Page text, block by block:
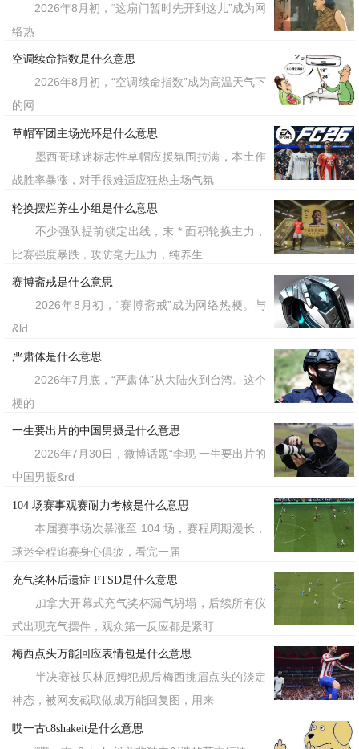
2026年8月初，“这扇门暂时先开到这儿”成为网
络热
空调续命指数是什么意思
2026年8月初，“空调续命指数”成为高温天气下
的网
草帽军团主场光环是什么意思
墨西哥球迷标志性草帽应援氛围拉满，本土作
战胜率暴涨，对手很难适应狂热主场气氛
轮换摆烂养生小组是什么意思
不少强队提前锁定出线，末 * 面积轮换主力，
比赛强度暴跌，攻防毫无压力，纯养生
赛博斋戒是什么意思
2026年8月初，“赛博斋戒”成为网络热梗。与
&ld
严肃体是什么意思
2026年7月底，“严肃体”从大陆火到台湾。这个
梗的
一生要出片的中国男摄是什么意思
2026年7月30日，微博话题“李现 一生要出片的
中国男摄&rd
104 场赛事观赛耐力考核是什么意思
本届赛事场次暴涨至 104 场，赛程周期漫长，
球迷全程追赛身心俱疲，看完一届
充气奖杯后遗症 PTSD是什么意思
加拿大开幕式充气奖杯漏气坍塌，后续所有仪
式出现充气摆件，观众第一反应都是紧盯
梅西点头万能回应表情包是什么意思
半决赛被贝林厄姆犯规后梅西挑眉点头的淡定
神态，被网友截取做成万能回复图，用来
哎一古c8shakeit是什么意思